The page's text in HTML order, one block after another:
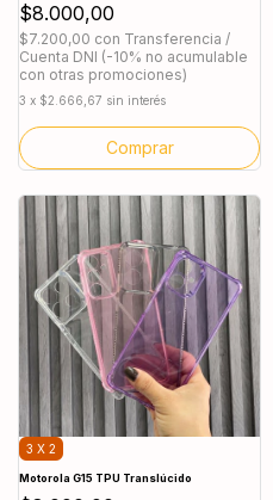
$8.000,00
$7.200,00 con Transferencia /
Cuenta DNI (-10% no acumulable
con otras promociones)
3 x $2.666,67 sin interés
Comprar
3 X 2
Motorola G15 TPU Translúcido